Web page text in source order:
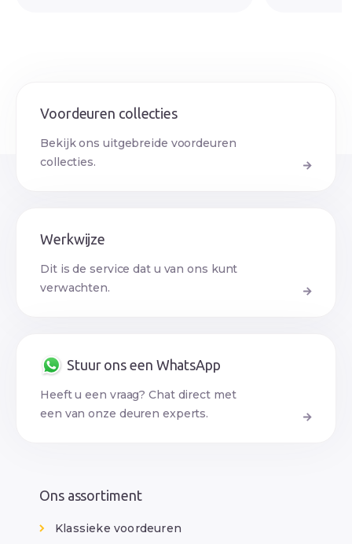
Voordeuren collecties
Bekijk ons uitgebreide voordeuren
collecties.
Werkwijze
Dit is de service dat u van ons kunt
verwachten.
Stuur ons een WhatsApp
Heeft u een vraag? Chat direct met
een van onze deuren experts.
Ons assortiment
Klassieke voordeuren